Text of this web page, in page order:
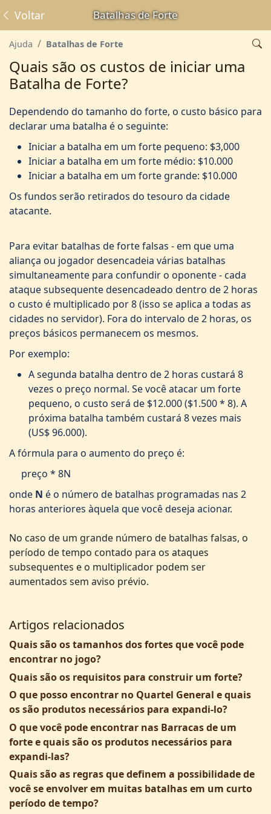
Batalhas de Forte
Voltar
Ajuda Batalhas de Forte
Quais são os custos de iniciar uma
Batalha de Forte?
Dependendo do tamanho do forte, o custo básico para
declarar uma batalha é o seguinte:
Iniciar a batalha em um forte pequeno: $3,000
Iniciar a batalha em um forte médio: $10.000
Iniciar a batalha em um forte grande: $10.000
Os fundos serão retirados do tesouro da cidade
atacante.
Para evitar batalhas de forte falsas - em que uma
aliança ou jogador desencadeia várias batalhas
simultaneamente para confundir o oponente - cada
ataque subsequente desencadeado dentro de 2 horas
o custo é multiplicado por 8 (isso se aplica a todas as
cidades no servidor). Fora do intervalo de 2 horas, os
preços básicos permanecem os mesmos.
Por exemplo:
A segunda batalha dentro de 2 horas custará 8
vezes o preço normal. Se você atacar um forte
pequeno, o custo será de $12.000 ($1.500 * 8). A
próxima batalha também custará 8 vezes mais
(US$ 96.000).
A fórmula para o aumento do preço é:
preço * 8N
onde N é o número de batalhas programadas nas 2
horas anteriores àquela que você deseja acionar.
No caso de um grande número de batalhas falsas, o
período de tempo contado para os ataques
subsequentes e o multiplicador podem ser
aumentados sem aviso prévio.
Artigos relacionados
Quais são os tamanhos dos fortes que você pode
encontrar no jogo?
Quais são os requisitos para construir um forte?
O que posso encontrar no Quartel General e quais
os são produtos necessários para expandi-lo?
O que você pode encontrar nas Barracas de um
forte e quais são os produtos necessários para
expandi-las?
Quais são as regras que definem a possibilidade de
você se envolver em muitas batalhas em um curto
período de tempo?